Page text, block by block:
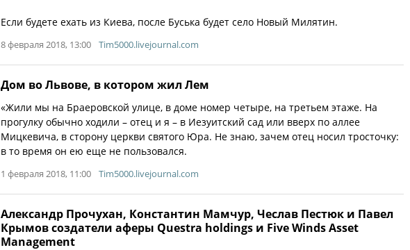
Если будете ехать из Киева, после Буська будет село Новый Милятин.
8 февраля 2018, 13:00 Tim5000.livejournal.com
Дом во Львове, в котором жил Лем
«Жили мы на Браеровской улице, в доме номер четыре, на третьем этаже. На
прогулку обычно ходили – отец и я – в Иезуитский сад или вверх по аллее
Мицкевича, в сторону церкви святого Юра. Не знаю, зачем отец носил тросточку:
в то время он ею еще не пользовался.
1 февраля 2018, 11:00 Tim5000.livejournal.com
Александр Прочухан, Константин Мамчур, Чеслав Пестюк и Павел
Крымов создатели аферы Questra holdings и Five Winds Asset
Management